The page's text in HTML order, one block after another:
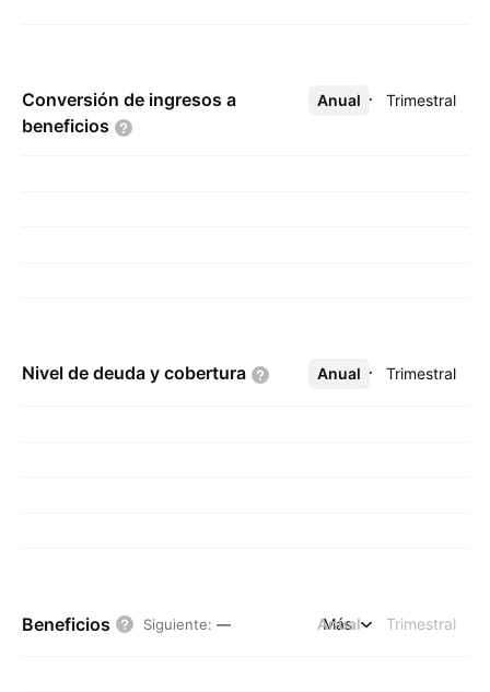
Conversión de ingresos a
beneficios
Anual Trimestral
Más
Nivel de deuda y cobertura Anual Trimestral
Más
Beneficios Siguiente: — Anual Trimestral
Más